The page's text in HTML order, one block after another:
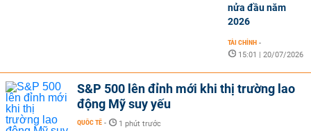
nửa đầu năm
2026
TÀI CHÍNH -
15:01 | 20/07/2026
S&P 500 lên đỉnh mới khi thị trường lao
động Mỹ suy yếu
QUỐC TẾ - 1 phút trước